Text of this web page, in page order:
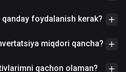
foydalanish kerak?
miqdori qancha?
qachon olaman?